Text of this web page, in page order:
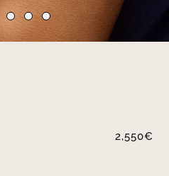
2,550€